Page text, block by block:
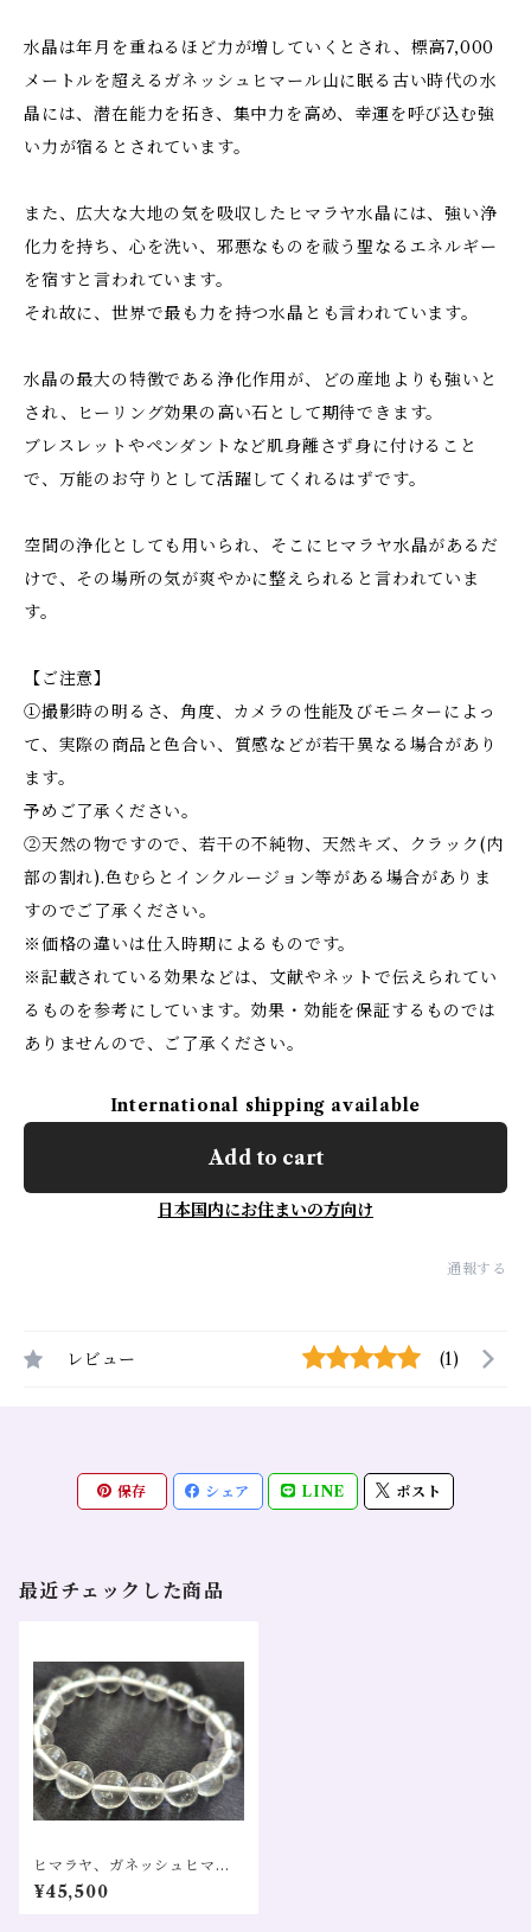
水晶は年月を重ねるほど力が増していくとされ、標高7,000
メートルを超えるガネッシュヒマール山に眠る古い時代の水
晶には、潜在能力を拓き、集中力を高め、幸運を呼び込む強
い力が宿るとされています。
また、広大な大地の気を吸収したヒマラヤ水晶には、強い浄
化力を持ち、心を洗い、邪悪なものを祓う聖なるエネルギー
を宿すと言われています。
それ故に、世界で最も力を持つ水晶とも言われています。
水晶の最大の特徴である浄化作用が、どの産地よりも強いと
され、ヒーリング効果の高い石として期待できます。
ブレスレットやペンダントなど肌身離さず身に付けること
で、万能のお守りとして活躍してくれるはずです。
空間の浄化としても用いられ、そこにヒマラヤ水晶があるだ
けで、その場所の気が爽やかに整えられると言われていま
す。
【ご注意】
①撮影時の明るさ、角度、カメラの性能及びモニターによっ
て、実際の商品と色合い、質感などが若干異なる場合があり
ます。
予めご了承ください。
②天然の物ですので、若干の不純物、天然キズ、クラック(内
部の割れ).色むらとインクルージョン等がある場合がありま
すのでご了承ください。
※価格の違いは仕入時期によるものです。
※記載されている効果などは、文献やネットで伝えられてい
るものを参考にしています。効果・効能を保証するものでは
ありませんので、ご了承ください。
International shipping available
Add to cart
日本国内にお住まいの方向け
通報する
レビュー (1)
保存 シェア LINE ポスト
最近チェックした商品
ヒマラヤ、ガネッシュヒマー
ル産 水晶 AA 10㎜ ブレスレッ
ト 浄化 守護 魔除け 負を絶ち
¥45,500